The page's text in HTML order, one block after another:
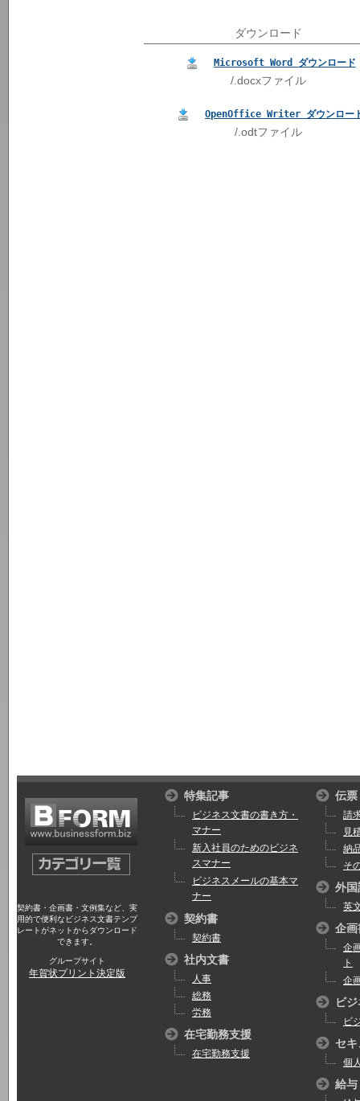
ダウンロード
Microsoft Word ダウンロード
/.docxファイル
OpenOffice Writer ダウンロー
/.odtファイル
契約書・企画書・文例集など、実
用的で便利なビジネス文書テンプ
レートがネットからダウンロード
できます。
グループサイト
年賀状プリント決定版
特集記事
ビジネス文書の書き方・
マナー
新入社員のためのビジネ
スマナー
ビジネスメールの基本マ
ナー
契約書
契約書
社内文書
人事
総務
労務
在宅勤務支援
在宅勤務支援
伝票
請
見
納
そ
外国
英
企画
企
ト
企
ビ
ビ
セ
個
給与